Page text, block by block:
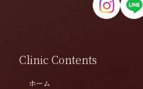
Clinic Contents
ホーム